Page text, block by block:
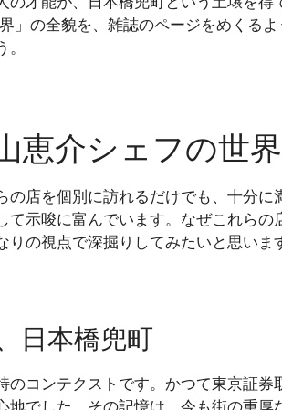
」の全貌を、雑誌のページをめくる
恵介シェフの世
店を個別に訪れるだけでも、十分
て示唆に富んでいます。なぜこれら
の視点で深掘りしてみたいと思いま
日本橋兜町
のコンテクストです。かつて東京証
でした。その記憶は、今も街の重厚